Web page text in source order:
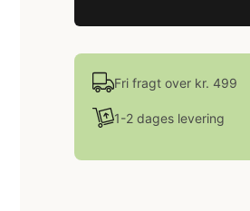
Fri fragt over kr. 499
1-2 dages levering